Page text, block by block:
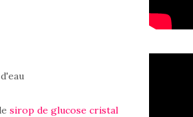
sirop de glucose cristal